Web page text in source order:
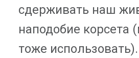
сдерживать наш
наподобие корсета
тоже использовать).